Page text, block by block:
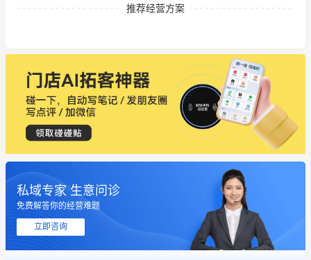
推荐经营方案
私域专家 生意问诊
免费解答你的经营难题
立即咨询
这个营销策划案例推荐大家看一下
用有赞就能在微信、小红书同时经营了
餐饮也得靠私域和服务提高竞争力